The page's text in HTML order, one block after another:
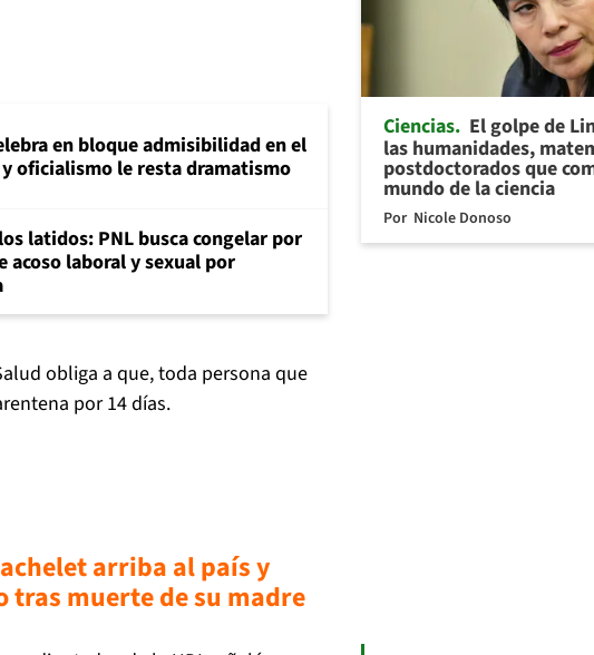
en bloque admisibilidad en el
oficialismo le resta dramatismo
latidos: PNL busca congelar por
acoso laboral y sexual por
obliga a que, toda persona que
por 14 días.
arriba al país y
tras muerte de su madre
Ciencias El golpe de
las humanidades,
postdoctorados que
mundo de la ciencia
Por Nicole Donoso